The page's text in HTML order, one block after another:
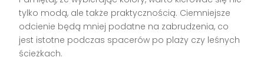
tylko modą, ale także praktycznością. Ciemniejsze
odcienie będą mniej podatne na zabrudzenia, co
jest istotne podczas spacerów po plaży czy leśnych
ścieżkach.